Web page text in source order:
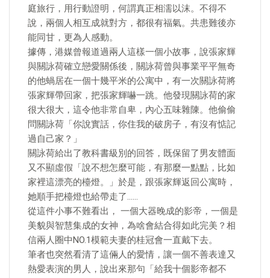
庭旅行，用行動證明，何謂真正相濡以沫。不得不
說，兩個人相互成就對方，都很有福氣。共患難後亦
能同甘，更為人感動。
據傳，港媒曾報道過兩人這樣一個小故事，說張家輝
與關詠荷確立戀愛關係後，關詠荷曾與事業平平無奇
的他蝸居在一個十幾平米的公寓中，有一次關詠荷將
張家輝帶回家，把張家輝嚇一跳。他發現關詠荷的家
很大很大，這令他非常自卑，內心五味雜陳。他偷偷
問關詠荷「你說實話，你住我的破房子，有沒有惦記
過自己家？」
關詠荷給出了教科書級別的回答，既保留了男友體面
又不顯虛假「說不想怎麼可能，有那麼一點點，比如
家裡這漂亮的檯燈。」於是，跟張家輝返回公寓時，
她順手把檯燈也給帶走了……
從這件小事不難看出， 一個大器晚成的影帝，一個是
美貌與智慧集成的女神，為啥會結合得如此完美？相
信兩人圈中NO.1模範夫妻的桂冠會一直戴下去。
筆者也突然看清了這倆人的愛情，讓一個不善表達又
熱愛表演的男人，說出來那句「給我十個影帝都不